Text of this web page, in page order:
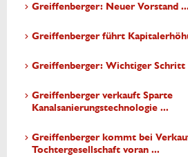
Greiffenberger: Neuer Vorstand ...
Greiffenberger führt
Greiffenberger: Wichtiger Schritt
Greiffenberger verkauft Sparte
Kanalsanierungstechnologie ...
Greiffenberger kommt bei
Tochtergesellschaft voran ...